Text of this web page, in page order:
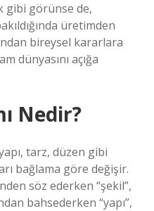
gibi görünse de,
üretimden
bireysel kararlara
dünyasını açığa
Nedir?
tarz, düzen gibi
bağlama göre değişir.
söz ederken “şekil”,
bahsederken “yapı”,